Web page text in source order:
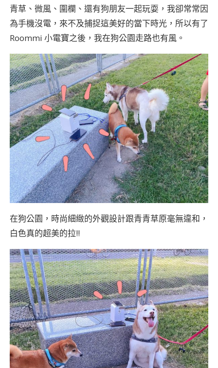
青草、微風、圍欄、還有狗朋友一起玩耍，我卻常常因
為手機沒電，來不及捕捉這美好的當下時光，所以有了
Roommi 小電寶之後，我在狗公園走路也有風。
在狗公園，時尚細緻的外觀設計跟青青草原毫無違和，
白色真的超美的拉!!